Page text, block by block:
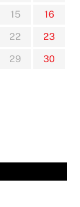
15
16
22
23
29
30